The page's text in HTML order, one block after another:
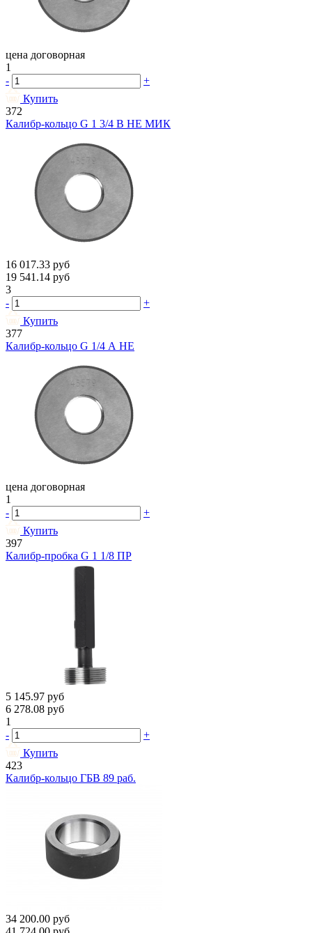
цена договорная
1
-
+
Купить
372
Калибр-кольцо G 1 3/4 В НЕ МИК
16 017.33 руб
19 541.14 руб
3
-
+
Купить
377
Калибр-кольцо G 1/4 А НЕ
цена договорная
1
-
+
Купить
397
Калибр-пробка G 1 1/8 ПР
5 145.97 руб
6 278.08 руб
1
-
+
Купить
423
Калибр-кольцо ГБВ 89 раб.
34 200.00 руб